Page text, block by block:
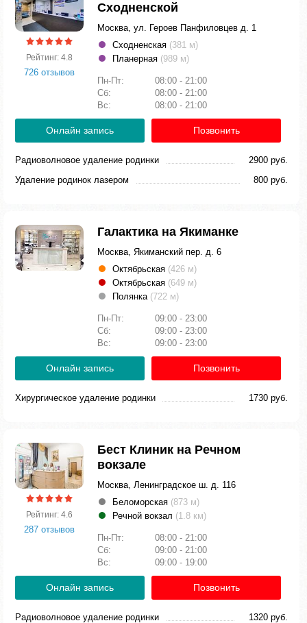
Рейтинг: 4.8
726 отзывов
Сходненской
Москва, ул. Героев Панфиловцев д. 1
Сходненская (381 м)
Планерная (989 м)
Пн-Пт:
08:00 - 21:00
Сб:
08:00 - 21:00
Вс:
08:00 - 21:00
Онлайн запись Позвонить
Радиоволновое удаление родинки
2900 руб.
Удаление родинок лазером
800 руб.
Галактика на Якиманке
Москва, Якиманский пер. д. 6
Октябрьская (426 м)
Октябрьская (649 м)
Полянка (722 м)
Пн-Пт:
09:00 - 23:00
Сб:
09:00 - 23:00
Вс:
09:00 - 23:00
Онлайн запись Позвонить
Хирургическое удаление родинки 1730 руб.
Рейтинг: 4.6
287 отзывов
Бест Клиник на Речном
вокзале
Москва, Ленинградское ш. д. 116
Беломорская (873 м)
Речной вокзал (1.8 км)
Пн-Пт:
08:00 - 21:00
Сб:
09:00 - 21:00
Вс:
09:00 - 19:00
Онлайн запись Позвонить
Радиоволновое удаление родинки
1320 руб.